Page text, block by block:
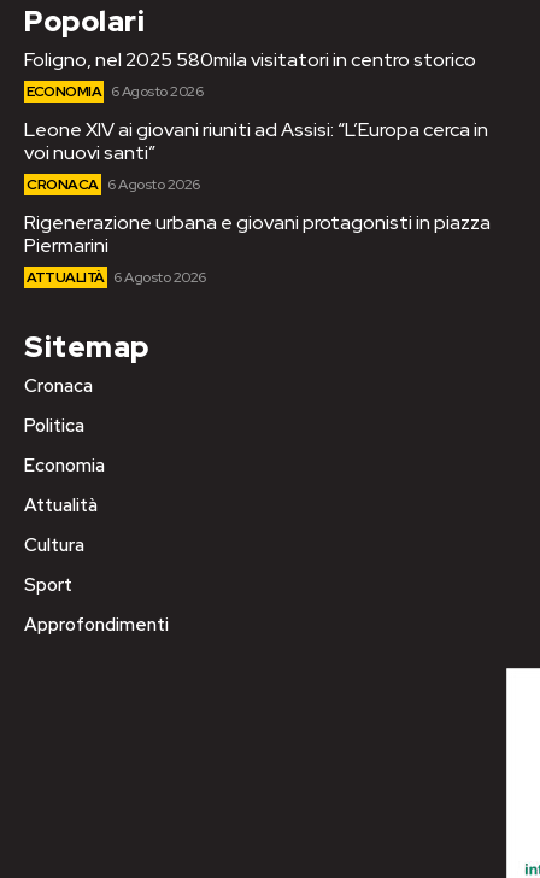
Popolari
Foligno, nel 2025 580mila visitatori in centro storico
ECONOMIA 6 Agosto 2026
Leone XIV ai giovani riuniti ad Assisi: “L’Europa cerca in
voi nuovi santi”
CRONACA 6 Agosto 2026
Rigenerazione urbana e giovani protagonisti in piazza
Piermarini
ATTUALITÀ 6 Agosto 2026
Sitemap
Cronaca
Politica
Economia
Attualità
Cultura
Sport
Approfondimenti